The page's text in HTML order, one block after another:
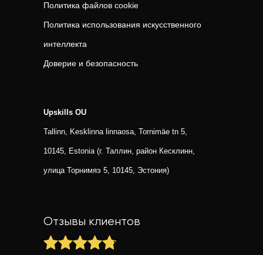
Политика файлов cookie
Политика использования искусственного
интеллекта
Доверие и безопасность
Upskills OU
Tallinn, Kesklinna linnaosa, Tornimäe tn 5,
10145, Estonia (г. Таллин, район Кесклинн,
улица Торнимяэ 5, 10145, Эстония)
Отзывы клиентов